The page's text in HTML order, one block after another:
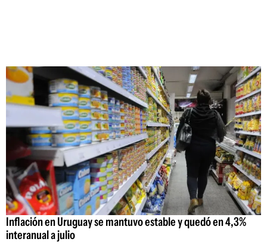
Inflación en Uruguay se mantuvo estable y quedó en 4,3%
interanual a julio